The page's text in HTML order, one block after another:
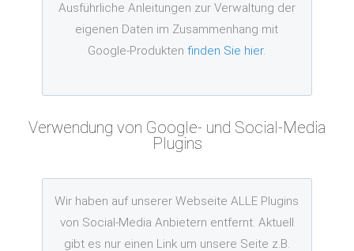
Ausführliche Anleitungen zur Verwaltung der
eigenen Daten im Zusammenhang mit
Google-Produktenfinden Sie hier.
Verwendung von Google- und Social-Media
Plugins
Wir haben auf unserer Webseite ALLE Plugins
von Social-Media Anbietern entfernt. Aktuell
gibt es nur einen Link um unsere Seite z.B.